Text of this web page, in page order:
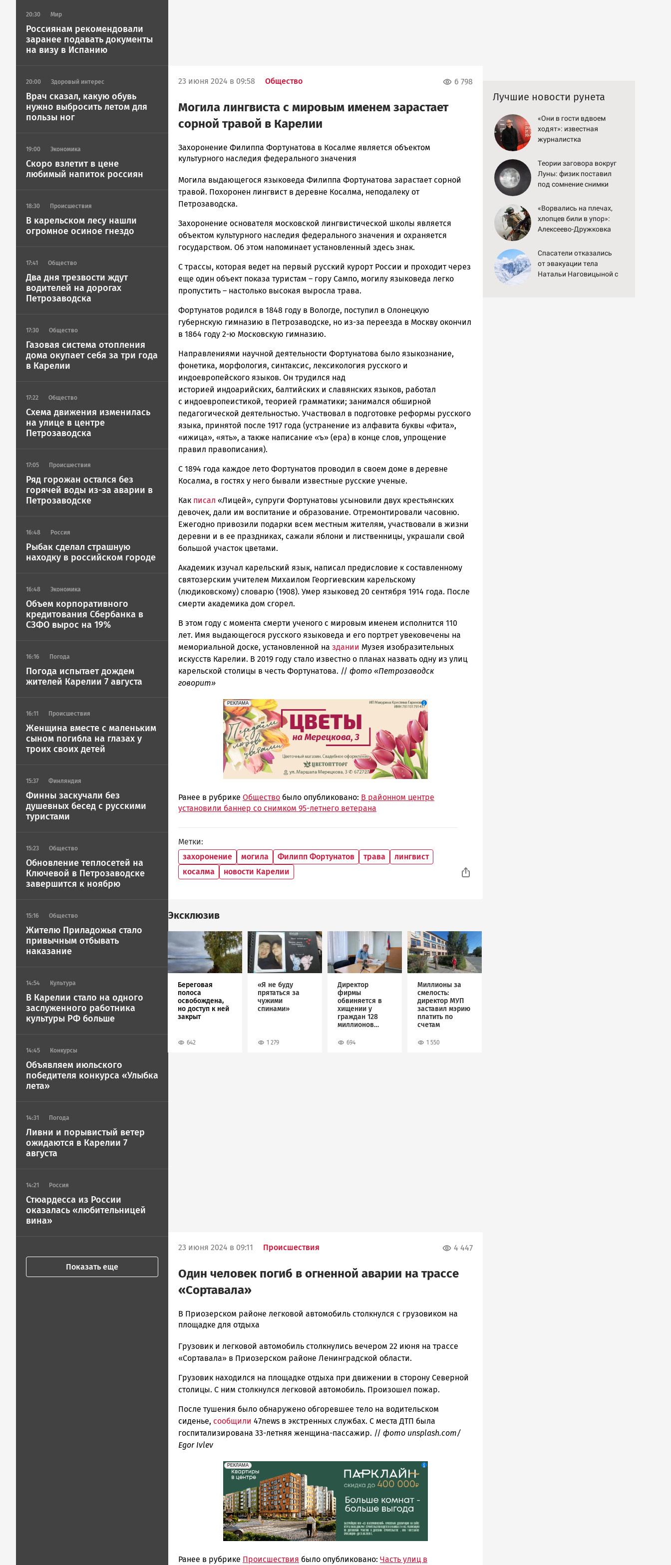
20:30 Мир
Россиянам рекомендовали
заранее подавать документы
на визу в Испанию
20:00 Здоровый интерес
Врач сказал, какую обувь
нужно выбросить летом для
пользы ног
19:00 Экономика
Скоро взлетит в цене
любимый напиток россиян
18:30 Происшествия
В карельском лесу нашли
огромное осиное гнездо
17:41 Общество
Два дня трезвости ждут
водителей на дорогах
Петрозаводска
17:30 Общество
Газовая система отопления
дома окупает себя за три года
в Карелии
17:22 Общество
Схема движения изменилась
на улице в центре
Петрозаводска
17:05 Происшествия
Ряд горожан остался без
горячей воды из-за аварии в
Петрозаводске
16:48 Россия
Рыбак сделал страшную
находку в российском городе
16:48 Экономика
Объем корпоративного
кредитования Сбербанка в
СЗФО вырос на 19%
16:16 Погода
Погода испытает дождем
жителей Карелии 7 августа
16:11 Происшествия
Женщина вместе с маленьким
сыном погибла на глазах у
троих своих детей
15:37 Финляндия
Финны заскучали без
душевных бесед с русскими
туристами
15:23 Общество
Обновление теплосетей на
Ключевой в Петрозаводске
завершится к ноябрю
15:16 Общество
Жителю Приладожья стало
привычным отбывать
наказание
14:54 Культура
В Карелии стало на одного
заслуженного работника
культуры РФ больше
14:45 Конкурсы
Объявляем июльского
победителя конкурса «Улыбка
лета»
14:31 Погода
Ливни и порывистый ветер
ожидаются в Карелии 7
августа
14:21 Россия
Стюардесса из России
оказалась «любительницей
вина»
Показать еще
23 июня 2024 в 09:58 Общество 6 798
Могила лингвиста с мировым именем зарастает
сорной травой в Карелии
Корректор
Новости
и
Карелии
|
ГОВОРИТ
Захоронение Филиппа Фортунатова в Косалме является объектом
культурного наследия федерального значения
Могила выдающегося языковеда Филиппа Фортунатова зарастает сорной
травой. Похоронен лингвист в деревне Косалма, неподалеку от
Петрозаводска.
Захоронение основателя московской лингвистической школы является
объектом культурного наследия федерального значения и охраняется
государством. Об этом напоминает установленный здесь знак.
С трассы, которая ведет на первый русский курорт России и проходит через
еще один объект показа туристам – гору Сампо, могилу языковеда легко
пропустить – настолько высокая выросла трава.
Фортунатов родился в 1848 году в Вологде, поступил в Олонецкую
губернскую гимназию в Петрозаводске, но из-за переезда в Москву окончил
в 1864 году 2-ю Московскую гимназию.
Направлениями научной деятельности Фортунатова было языкознание,
фонетика, морфология, синтаксис, лексикология русского и
индоевропейского языков. Он трудился над
историей индоарийских, балтийских и славянских языков, работал
с индоевропеистикой, теорией грамматики; занимался обширной
педагогической деятельностью. Участвовал в подготовке реформы русского
языка, принятой после 1917 года (устранение из алфавита буквы «фита»,
«ижица», «ять», а также написание «ъ» (ера) в конце слов, упрощение
правил правописания).
С 1894 года каждое лето Фортунатов проводил в своем доме в деревне
Косалма, в гостях у него бывали известные русские ученые.
Как писал «Лицей», супруги Фортунатовы усыновили двух крестьянских
девочек, дали им воспитание и образование. Отремонтировали часовню.
Ежегодно привозили подарки всем местным жителям, участвовали в жизни
деревни и в ее праздниках, сажали яблони и лиственницы, украшали свой
большой участок цветами.
Академик изучал карельский язык, написал предисловие к составленному
святозерским учителем Михаилом Георгиевским карельскому
(людиковскому) словарю (1908). Умер языковед 20 сентября 1914 года. После
смерти академика дом сгорел.
В этом году с момента смерти ученого с мировым именем исполнится 110
лет. Имя выдающегося русского языковеда и его портрет увековечены на
мемориальной доске, установленной на здании Музея изобразительных
искусств Карелии. В 2019 году стало известно о планах назвать одну из улиц
карельской столицы в честь Фортунатова. // фото «Петрозаводск
говорит»
erid: 2SDnjdAF4V7
РЕКЛАМА
Реклама
Ранее в рубрике Общество было опубликовано: В районном центре
установили баннер со снимком 95-летнего ветерана
Метки
захоронение
могила Филипп Фортунатов трава
лингвист
косалма
новости Карелии
Эксклюзив
Береговая
полоса
освобождена,
но доступ к ней
закрыт
642
Image
«Я не буду
прятаться за
чужими
спинами»
1 279
Директор
фирмы
обвиняется в
хищении у
граждан 128
миллионов
694
Image
Миллионы за
смелость:
директор МУП
заставил мэрию
платить по
счетам
1 550
23 июня 2024 в 09:11 Происшествия 4 447
Один человек погиб в огненной аварии на трассе
«Сортавала»
Ольга
Гаврилова
Петрозаводска
и
|
Петрозаводск
В Приозерском районе легковой автомобиль столкнулся с грузовиком на
площадке для отдыха
Грузовик и легковой автомобиль столкнулись вечером 22 июня на трассе
«Сортавала» в Приозерском районе Ленинградской области.
Грузовик находился на площадке отдыха при движении в сторону Северной
столицы. С ним столкнулся легковой автомобиль. Произошел пожар.
После тушения было обнаружено обгоревшее тело на водительском
сиденье, сообщили 47news в экстренных службах. С места ДТП была
госпитализирована 33-летняя женщина-пассажир. // фото unsplash.com/
Egor Ivlev
erid: 2SDnjdeSPnB
РЕКЛАМА
Реклама
Ранее в рубрике Происшествия было опубликовано: Часть улиц в
Лучшие новости рунета
«Они в гости вдвоем
ходят»: известная
журналистка
Бондарчука и Исаковой
Теории заговора вокруг
Луны: физик поставил
под сомнение снимки
«Ворвались на плечах,
хлопцев били в упор»:
Алексеево-Дружковка
«птах Мадьяра»
Спасатели отказались
от эвакуации тела
Натальи Наговицыной с